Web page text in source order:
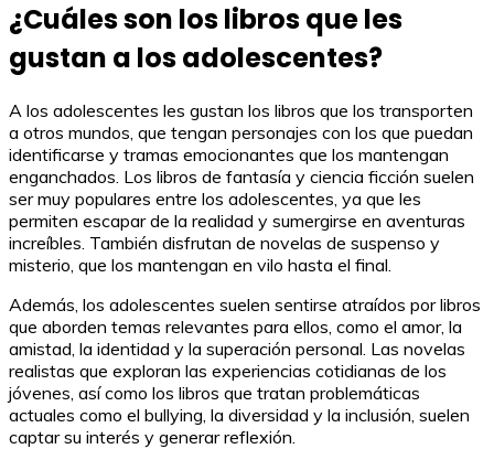
¿Cuáles son los libros que les
gustan a los adolescentes?
A los adolescentes les gustan los libros que los transporten
a otros mundos, que tengan personajes con los que puedan
identificarse y tramas emocionantes que los mantengan
enganchados. Los libros de fantasía y ciencia ficción suelen
ser muy populares entre los adolescentes, ya que les
permiten escapar de la realidad y sumergirse en aventuras
increíbles. También disfrutan de novelas de suspenso y
misterio, que los mantengan en vilo hasta el final.
Además, los adolescentes suelen sentirse atraídos por libros
que aborden temas relevantes para ellos, como el amor, la
amistad, la identidad y la superación personal. Las novelas
realistas que exploran las experiencias cotidianas de los
jóvenes, así como los libros que tratan problemáticas
actuales como el bullying, la diversidad y la inclusión, suelen
captar su interés y generar reflexión.